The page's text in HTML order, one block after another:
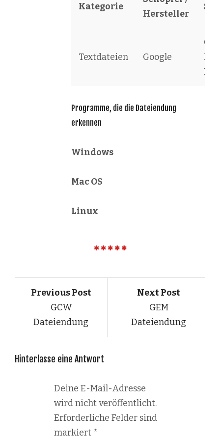
Kategorie
Hersteller
Textdateien Google
Programme, die die Dateiendung
erkennen
Windows
Mac OS
Linux
Previous Post
GCW
Dateiendung
Next Post
GEM
Dateiendung
Hinterlasse eine Antwort
Deine E-Mail-Adresse
wird nicht veröffentlicht.
Erforderliche Felder sind
markiert *